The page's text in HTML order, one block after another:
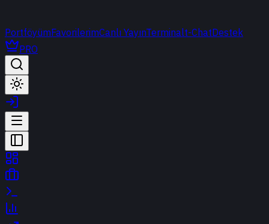
PortföyümFavorilerimCanlı YayınTerminalt-ChatDestek
PRO